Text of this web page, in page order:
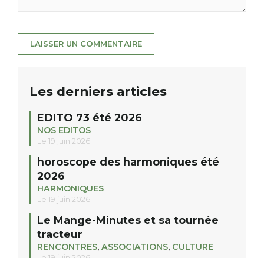
Les derniers articles
EDITO 73 été 2026
NOS EDITOS
Le 19 juin 2026
horoscope des harmoniques été
2026
HARMONIQUES
Le 19 juin 2026
Le Mange-Minutes et sa tournée
tracteur
RENCONTRES, ASSOCIATIONS, CULTURE